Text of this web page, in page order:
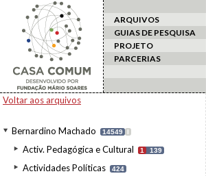
ARQUIVOS
GUIAS DE PESQUISA
PROJETO
PARCERIAS
Voltar aos arquivos
Bernardino Machado 14549 I
Activ. Pedagógica e Cultural 1 139
Actividades Políticas 424